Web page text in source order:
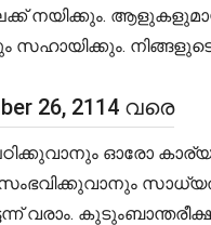
നയിക്കും.
26, 2114 വരെ
ഓരോ
സംഭവിക്കുവാനും
വരാം.